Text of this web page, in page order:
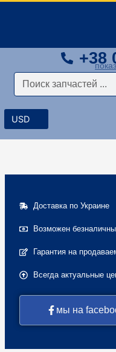
+38
Поиск
Доставка по Украине
Возможен
Гарантия на
Всегда актуальные
мы на